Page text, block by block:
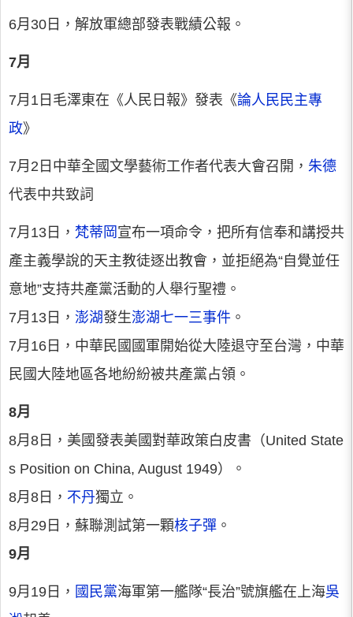
6月30日，解放軍總部發表戰績公報。
7月
7月1日毛澤東在《人民日報》發表《論人民民主專
政》
7月2日中華全國文學藝術工作者代表大會召開， 朱德
代表中共致詞
7月13日， 梵蒂岡 宣布一項命令，把所有信奉和講授共
產主義學說的天主教徒逐出教會，並拒絕為“自覺並任
意地”支持共產黨活動的人舉行聖禮。
7月13日， 澎湖發生澎湖七一三事件 。
7月16日，中華民國國軍開始從大陸退守至台灣，中華
民國大陸地區各地紛紛被共產黨占領。
8月
8月8日，美國發表美國對華政策白皮書（United State
s Position on China, August 1949）。
8月8日， 不丹獨立。
8月29日，蘇聯測試第一顆核子彈 。
9月
9月19日， 國民黨海軍第一艦隊“長治”號旗艦在上海吳